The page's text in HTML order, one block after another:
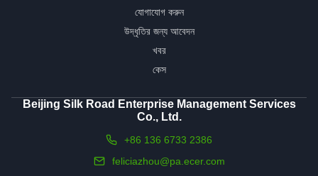
যোগাযোগ করুন
উদ্ধৃতির জন্য আবেদন
খবর
কেস
Beijing Silk Road Enterprise Management Services
Co., Ltd.
+86 136 6733 2386
feliciazhou@pa.ecer.com